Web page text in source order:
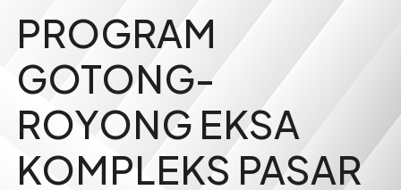
PROGRAM
GOTONG-
ROYONG EKSA
KOMPLEKS PASAR